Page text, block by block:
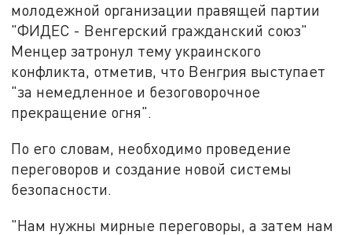
молодежной организации правящей партии
"ФИДЕС - Венгерский гражданский союз"
Менцер затронул тему украинского
конфликта, отметив, что Венгрия выступает
"за немедленное и безоговорочное
прекращение огня".
По его словам, необходимо проведение
переговоров и создание новой системы
безопасности.
"Нам нужны мирные переговоры, а затем нам